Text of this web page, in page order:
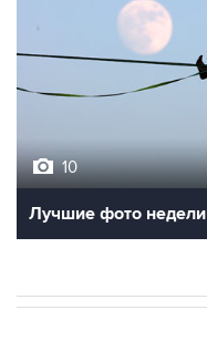
10
Лучшие фото недели